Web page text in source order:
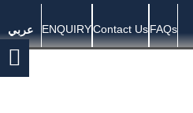
عربي ENQUIRYContact UsFAQs